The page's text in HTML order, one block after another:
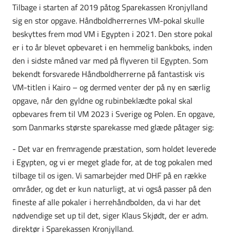
Tilbage i starten af 2019 påtog Sparekassen Kronjylland
sig en stor opgave. Håndboldherrernes VM-pokal skulle
beskyttes frem mod VM i Egypten i 2021. Den store pokal
er i to år blevet opbevaret i en hemmelig bankboks, inden
den i sidste måned var med på flyveren til Egypten. Som
bekendt forsvarede Håndboldherrerne på fantastisk vis
VM-titlen i Kairo – og dermed venter der på ny en særlig
opgave, når den gyldne og rubinbeklædte pokal skal
opbevares frem til VM 2023 i Sverige og Polen. En opgave,
som Danmarks største sparekasse med glæde påtager sig:
- Det var en fremragende præstation, som holdet leverede
i Egypten, og vi er meget glade for, at de tog pokalen med
tilbage til os igen. Vi samarbejder med DHF på en række
områder, og det er kun naturligt, at vi også passer på den
fineste af alle pokaler i herrehåndbolden, da vi har det
nødvendige set up til det, siger Klaus Skjødt, der er adm.
direktør i Sparekassen Kronjylland.